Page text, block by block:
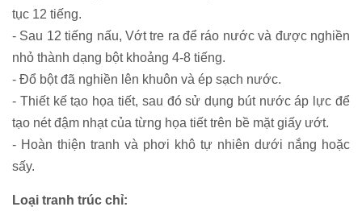
tục 12 tiếng.
- Sau 12 tiếng nấu, Vớt tre ra để ráo nước và được nghiền
nhỏ thành dạng bột khoảng 4-8 tiếng.
- Đổ bột đã nghiền lên khuôn và ép sạch nước.
- Thiết kế tạo họa tiết, sau đó sử dụng bút nước áp lực để
tạo nét đậm nhạt của từng họa tiết trên bề mặt giấy ướt.
- Hoàn thiện tranh và phơi khô tự nhiên dưới nắng hoặc
sấy.
Loại tranh trúc chỉ: